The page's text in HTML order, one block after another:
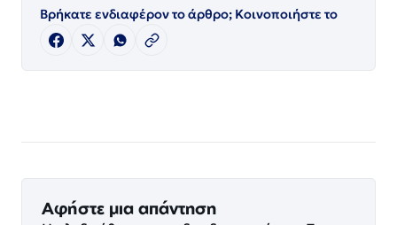
Βρήκατε ενδιαφέρον το άρθρο; Κοινοποιήστε το
Αφήστε μια απάντηση